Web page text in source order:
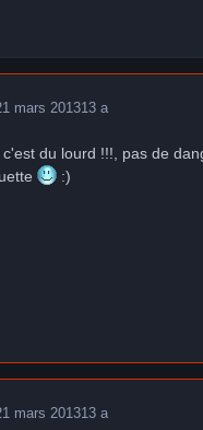
mars 201313 a
c'est du lourd !!!, pas de
:)
mars 201313 a